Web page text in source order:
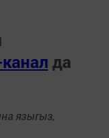
да
языгыз,